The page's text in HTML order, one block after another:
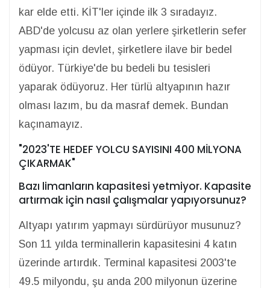
kar elde etti. KİT'ler içinde ilk 3 sıradayız.
ABD'de yolcusu az olan yerlere şirketlerin sefer
yapması için devlet, şirketlere ilave bir bedel
ödüyor. Türkiye'de bu bedeli bu tesisleri
yaparak ödüyoruz. Her türlü altyapının hazır
olması lazım, bu da masraf demek. Bundan
kaçınamayız.
"2023'TE HEDEF YOLCU SAYISINI 400 MİLYONA
ÇIKARMAK"
Bazı limanların kapasitesi yetmiyor. Kapasite
artırmak için nasıl çalışmalar yapıyorsunuz?
Altyapı yatırım yapmayı sürdürüyor musunuz?
Son 11 yılda terminallerin kapasitesini 4 katın
üzerinde artırdık. Terminal kapasitesi 2003'te
49.5 milyondu, şu anda 200 milyonun üzerine